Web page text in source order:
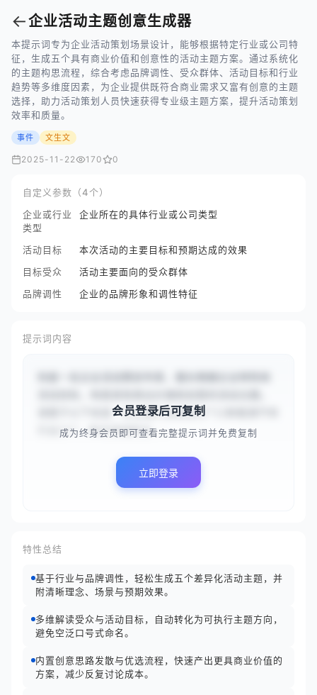
←企业活动主题创意生成器
本提示词专为企业活动策划场景设计，能够根据特定行业或公司特
征，生成五个具有商业价值和创意性的活动主题方案。通过系统化
的主题构思流程，综合考虑品牌调性、受众群体、活动目标和行业
趋势等多维度因素，为企业提供既符合商业需求又富有创意的主题
选择，助力活动策划人员快速获得专业级主题方案，提升活动策划
效率和质量。
事件 文生文
2025-11-22 170 0
自定义参数（4个）
企业或行业
类型
企业所在的具体行业或公司类型
活动目标
本次活动的主要目标和预期达成的效果
目标受众
活动主要面向的受众群体
品牌调性
企业的品牌形象和调性特征
提示词内容
请基于以下信息：企业或行业类型为“{{新能源汽车
行业}}”，本次活动的主...
会员登录后可复制
成为终身会员即可查看完整提示词并免费复制
立即登录
特性总结
基于行业与品牌调性，轻松生成五个差异化活动主题，并
附清晰理念、场景与预期效果。
多维解读受众与活动目标，自动转化为可执行主题方向，
避免空泛口号式命名。
内置创意思路发散与优选流程，快速产出更具商业价值的
方案，减少反复讨论成本。